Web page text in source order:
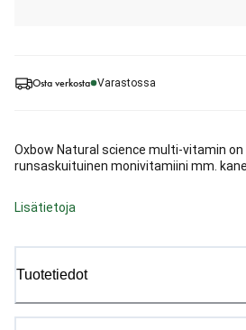
Osta verkosta Varastossa
Oxbow Natural science multi-vitamin on
runsaskuituinen monivitamiini mm.
Lisätietoja
Tuotetiedot